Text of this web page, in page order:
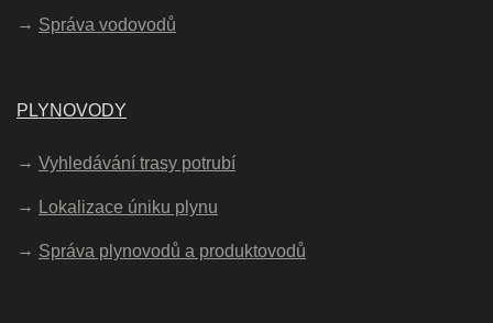
Správa vodovodů
PLYNOVODY
Vyhledávání trasy potrubí
Lokalizace úniku plynu
Správa plynovodů a produktovodů